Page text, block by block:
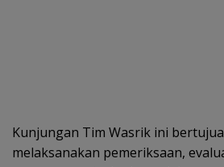
Kunjungan Tim Wasrik ini
melaksanakan pemeriksaan,